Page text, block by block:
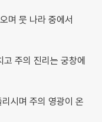
며 뭇 나라 중에서
주의 진리는 궁창에
시며 주의 영광이 온